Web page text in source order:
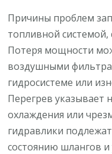
Причины проблем
топливной
Потеря мощности
воздушными
гидросистеме или
Перегрев указывает
охлаждения или
гидравлики
состоянию шлангов и